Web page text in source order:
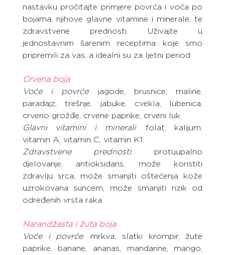
nastavku pročitajte primjere povrća i voća po
bojama, njihove glavne vitamine i minerale, te
zdravstvene prednosti. Uživajte u
jednostavnim šarenim receptima koje smo
pripremili za vas, a idealni su za ljetni period.
Crvena boja
Voće i povrće: jagode, brusnice, maline,
paradajz, trešnje, jabuke, cvekla, lubenica,
crveno grožđe, crvene paprike, crveni luk.
Glavni vitamini i minerali: folat, kalijum,
vitamin A, vitamin C, vitamin K1.
Zdravstvene prednosti: protuupalno
djelovanje, antioksidans, može koristiti
zdravlju srca, može smanjiti oštećenja kože
uzrokovana suncem, može smanjiti rizik od
određenih vrsta raka.
Narandžasta i žuta boja
Voće i povrće: mrkva, slatki krompir, žute
paprike, banane, ananas, mandarine, mango,